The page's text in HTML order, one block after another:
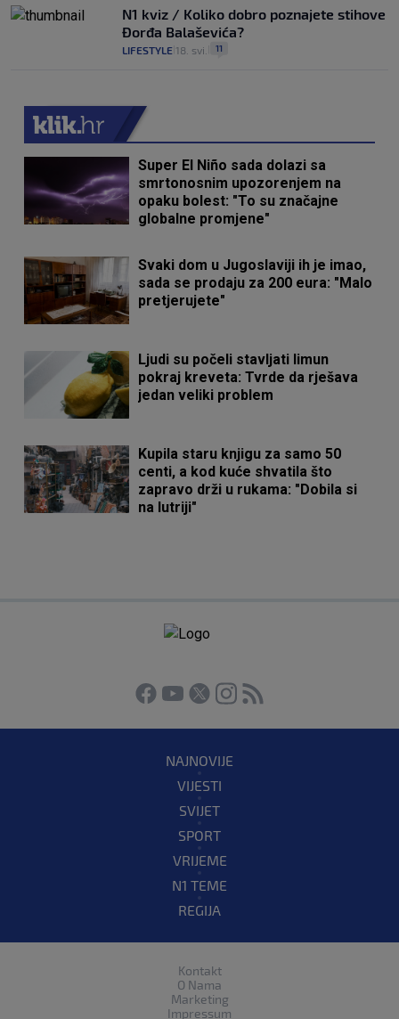
N1 kviz / Koliko dobro poznajete stihove
Đorđa Balaševića?
LIFESTYLE 18. svi. 11
Super El Niño sada dolazi sa
smrtonosnim upozorenjem na
opaku bolest: "To su značajne
globalne promjene"
Svaki dom u Jugoslaviji ih je imao,
sada se prodaju za 200 eura: "Malo
pretjerujete"
Ljudi su počeli stavljati limun
pokraj kreveta: Tvrde da rješava
jedan veliki problem
Kupila staru knjigu za samo 50
centi, a kod kuće shvatila što
zapravo drži u rukama: "Dobila si
na lutriji"
NAJNOVIJE
VIJESTI
SVIJET
SPORT
VRIJEME
N1 TEME
REGIJA
Kontakt
O Nama
Marketing
Impressum